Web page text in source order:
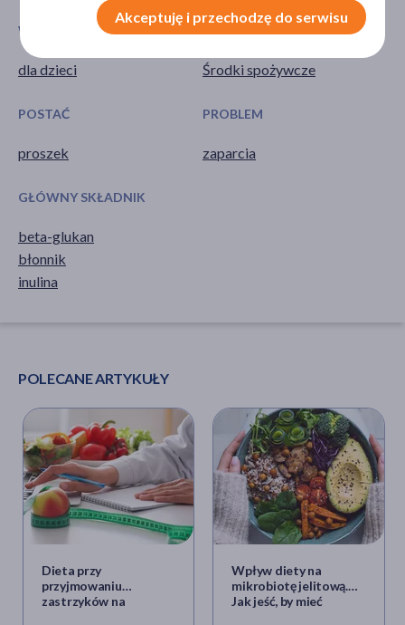
WIEK
dla dzieci
TYP PRODUKTU
Środki spożywcze
POSTAĆ
proszek
PROBLEM
zaparcia
GŁÓWNY SKŁADNIK
beta-glukan
błonnik
inulina
POLECANE ARTYKUŁY
Dieta przy
przyjmowaniu
zastrzyków na
Wpływ diety na
mikrobiotę jelitową.
Jak jeść, by mieć
Akceptuję i przechodzę do serwisu